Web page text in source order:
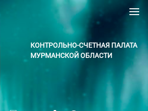
КОНТРОЛЬНО-СЧЕТНАЯ ПАЛАТА
МУРМАНСКОЙ ОБЛАСТИ